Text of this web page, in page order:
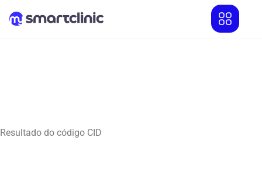
Resultado do código CID